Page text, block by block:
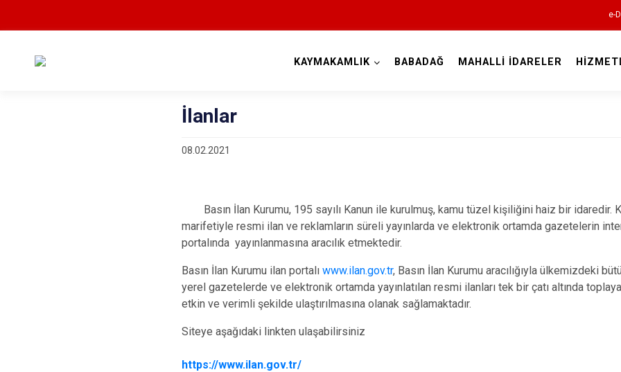
e-
Pamukkale
Babadağ
Bekilli
KAYMAKAMLIK BABADAĞ MAHALLİ İDARELER
İlanlar
08.02.2021
Basın İlan Kurumu, 195 sayılı Kanun ile kurulmuş, kamu tüzel kişiliğini haiz bir idaredir.
marifetiyle resmi ilan ve reklamların süreli yayınlarda ve elektronik ortamda gazetelerin
portalında yayınlanmasına aracılık etmektedir.
Basın İlan Kurumu ilan portalı www.ilan.gov.tr, Basın İlan Kurumu aracılığıyla ülkemizdeki
yerel gazetelerde ve elektronik ortamda yayınlatılan resmi ilanları tek bir çatı altında
etkin ve verimli şekilde ulaştırılmasına olanak sağlamaktadır.
Siteye aşağıdaki linkten ulaşabilirsiniz
https://www.ilan.gov.tr/